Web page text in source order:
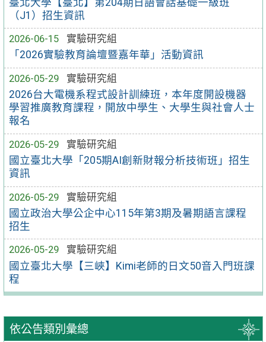
（J1）招生資訊
2026-06-15
實驗研究組
「2026實驗教育論壇暨嘉年華」活動資訊
2026-05-29
實驗研究組
2026台大電機系程式設計訓練班，本年度開設機器
學習推廣教育課程，開放中學生、大學生與社會人士
報名
2026-05-29
實驗研究組
國立臺北大學「205期AI創新財報分析技術班」招生
資訊
2026-05-29
實驗研究組
國立政治大學公企中心115年第3期及暑期語言課程
招生
2026-05-29
實驗研究組
國立臺北大學【三峽】Kimi老師的日文50音入門班課
程
依公告類別彙總